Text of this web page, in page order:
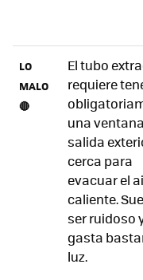
LO
MALO
🔴
El tubo
requiere
una
salida
cerca para
evacuar el
caliente.
ser ruidoso
gasta
luz.